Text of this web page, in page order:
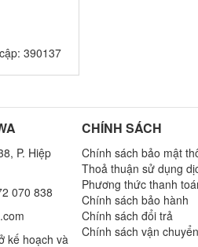
390137
P. Hiệp
070 838
kế hoạch và
CHÍNH SÁCH
Chính sách bảo mật
Thoả thuận sử dụng
Phương thức thanh
Chính sách bảo hành
Chính sách đổi trả
Chính sách vận chuyển